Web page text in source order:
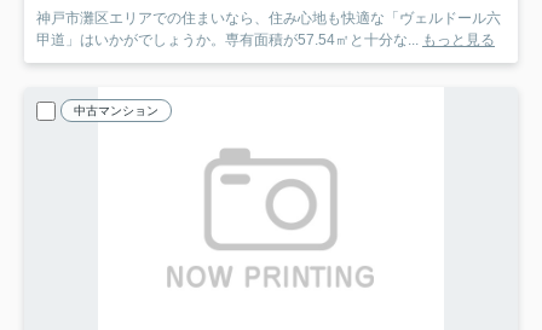
神戸市灘区エリアでの住まいなら、住み心地も快適な「ヴェルドール六
甲道」はいかがでしょうか。専有面積が57.54㎡と十分な...
もっと見る
中古マンション